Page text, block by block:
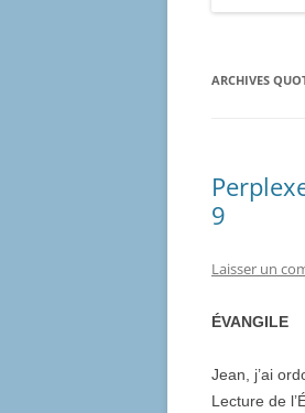
ARCHIVES
9
Laisser un
ÉVANGILE
Jean, j’ai
Lecture de